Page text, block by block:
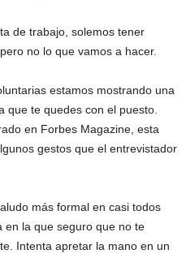
de trabajo, solemos tener
no lo que vamos a hacer.
estamos mostrando una
que te quedes con el puesto.
en Forbes Magazine, esta
gestos que el entrevistador
más formal en casi todos
en la que seguro que no te
Intenta apretar la mano en un